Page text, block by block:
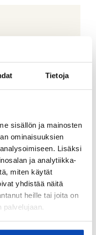
Tietoja
sisällön ja mainosten
ominaisuuksien
Lisäksi
ja analytiikka-
miten käytät
yhdistää näitä
heille tai joita on
palvelujaan.
remontit:
(LVIS) 2022
ja ilmamäärien säätö
ja
2014
Ikkunoiden ja
Julkisivujen betoni- ja
suittamalla 2011 DNA
2009
ja säätö
(yleiset tilat)